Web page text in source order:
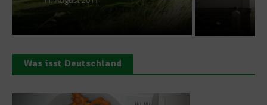
5. Dezember 2016
Was isst Deutschland